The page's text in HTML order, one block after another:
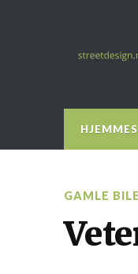
GAMLE